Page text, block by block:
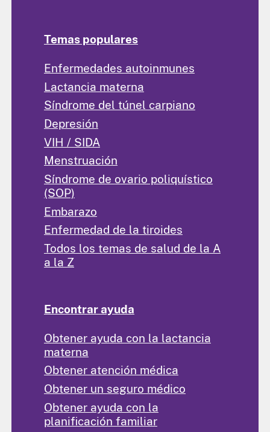
Temas populares
Enfermedades autoinmunes
Lactancia materna
Síndrome del túnel carpiano
Depresión
VIH / SIDA
Menstruación
Síndrome de ovario poliquístico
(SOP)
Embarazo
Enfermedad de la tiroides
Todos los temas de salud de la A
a la Z
Encontrar ayuda
Obtener ayuda con la lactancia
materna
Obtener atención médica
Obtener un seguro médico
Obtener ayuda con la
planificación familiar